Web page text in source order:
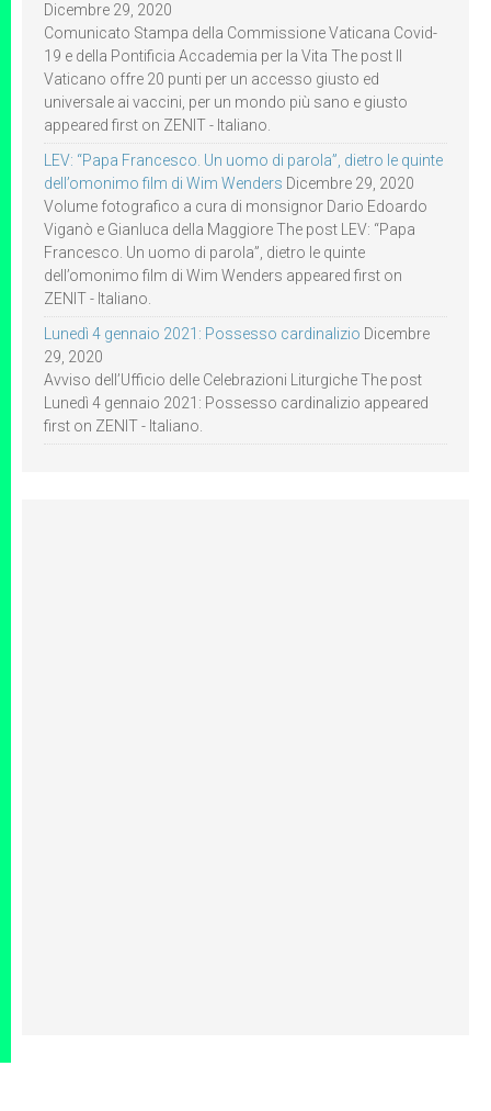
Dicembre 29, 2020
Comunicato Stampa della Commissione Vaticana Covid-
19 e della Pontificia Accademia per la Vita The post Il
Vaticano offre 20 punti per un accesso giusto ed
universale ai vaccini, per un mondo più sano e giusto
appeared first on ZENIT - Italiano.
LEV: “Papa Francesco. Un uomo di parola”, dietro le quinte
dell’omonimo film di Wim Wenders Dicembre 29, 2020
Volume fotografico a cura di monsignor Dario Edoardo
Viganò e Gianluca della Maggiore The post LEV: “Papa
Francesco. Un uomo di parola”, dietro le quinte
dell’omonimo film di Wim Wenders appeared first on
ZENIT - Italiano.
Lunedì 4 gennaio 2021: Possesso cardinalizio Dicembre
29, 2020
Avviso dell’Ufficio delle Celebrazioni Liturgiche The post
Lunedì 4 gennaio 2021: Possesso cardinalizio appeared
first on ZENIT - Italiano.